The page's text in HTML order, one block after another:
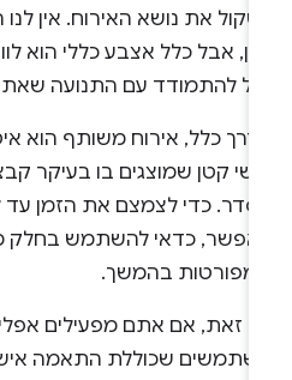
את נושא האירוח. אין לנו
אבל כלל אצבע כללי הוא
להתמודד עם התנועה שאתם
כלל, אירוח משותף הוא איטי
קטן שמוצגים בו בעיקר
כדאי להשתמש בחלק
בהמשך.
זאת, אם אתם מפעילים
שכוללת התאמה